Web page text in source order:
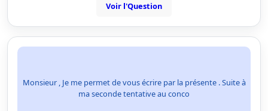
Voir l'Question
Monsieur , Je me permet de vous écrire par la présente . Suite à
ma seconde tentative au conco